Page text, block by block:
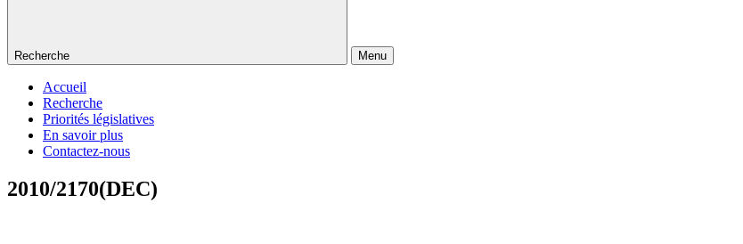
Recherche Menu
Accueil
Recherche
Priorités législatives
En savoir plus
Contactez-nous
2010/2170(DEC)